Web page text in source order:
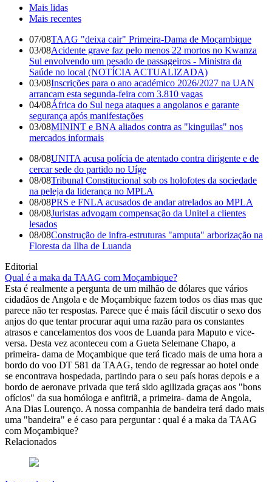
Mais lidas
Mais recentes
07/08TAAG "deixa cair" Primeira-Dama de Moçambique
03/08Acidente grave faz pelo menos 22 mortos no Kwanza
Sul envolvendo um pesado de passageiros - Ministra da
Saúde no local (NOTÍCIA ACTUALIZADA)
03/08Inscrições para o ano académico 2026/2027 na UAN
arrancam esta segunda-feira com 3.810 vagas
04/08África do Sul nega ataques a angolanos e garante
segurança após manifestações
03/08MININT e BNA aliados contra as "kinguilas" nos
mercados informais
08/08UNITA acusa polícia de atentado contra dirigente e de
cercar sede do partido no Uíge
08/08Tribunal Constitucional sob os holofotes da sociedade
na peleja da liderança no MPLA
08/08PRS e FNLA acusados de andar atrelados ao MPLA
08/08Juristas advogam compensação da Unitel a clientes
lesados
08/08Construção de infra-estruturas "amputa" arborização na
Floresta da Ilha de Luanda
Editorial
Qual é a maka da TAAG com Moçambique?
Esta é realmente a pergunta de um milhão de dólares que vários
cidadãos de Angola e de Moçambique fazem todos os dias mas que
parece não ter respostas. Parece que é mais fácil discutir o sexo dos
anjos do que tentar procurar aqui uma razão para os constantes
atrasos e cancelamentos dos voos de Luanda para Maputo e vice-
versa. Desta vez aconteceu com a Gueta Selemane Chapo, a
primeira- dama de Moçambique que terá ficado mais de uma hora a
bordo do voo DT 581 da TAAG, tendo de regressar ao hotel onde
se encontrava hospedada, partindo para o seu país horas depois e a
bordo de aeronave privada que terá sido agilizada graças aos "bons
ofícios" da sua homóloga e anfitriã, a primeira- dama de Angola,
Ana Dias Lourenço. A nossa companhia de bandeira terá dado mais
uma "bandeira" e é caso para perguntar : qual é a maka da TAAG
com Moçambique?
Relacionados